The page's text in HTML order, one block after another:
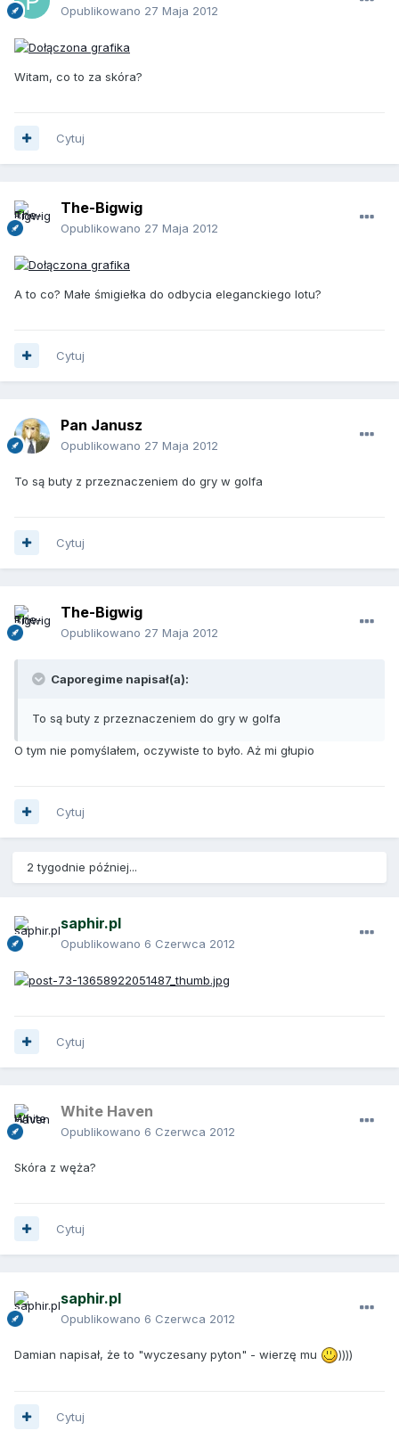
Opublikowano 27 Maja 2012
Witam, co to za skóra?
Cytuj
The-Bigwig
Opublikowano 27 Maja 2012
A to co? Małe śmigiełka do odbycia eleganckiego lotu?
Cytuj
Pan Janusz
Opublikowano 27 Maja 2012
To są buty z przeznaczeniem do gry w golfa
Cytuj
The-Bigwig
Opublikowano 27 Maja 2012
Caporegime napisał(a):
To są buty z przeznaczeniem do gry w golfa
O tym nie pomyślałem, oczywiste to było. Aż mi głupio
Cytuj
2 tygodnie później...
saphir.pl
Opublikowano 6 Czerwca 2012
Cytuj
White Haven
Opublikowano 6 Czerwca 2012
Skóra z węża?
Cytuj
saphir.pl
Opublikowano 6 Czerwca 2012
Damian napisał, że to "wyczesany pyton" - wierzę mu ))))
Cytuj